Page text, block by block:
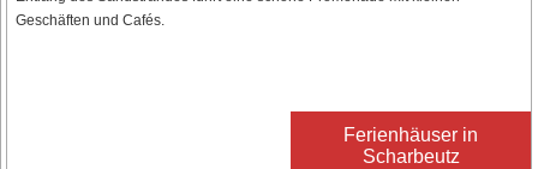
Geschäften und Cafés.
Ferienhäuser in
Scharbeutz